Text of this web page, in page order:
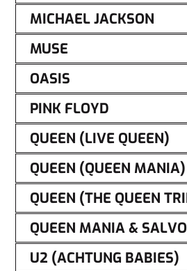
MICHAEL JACKSON
MUSE
OASIS
PINK FLOYD
QUEEN (LIVE QUEEN)
QUEEN (QUEEN MANIA)
QUEEN (THE QUEEN
QUEEN MANIA &
U2 (ACHTUNG BABIES)